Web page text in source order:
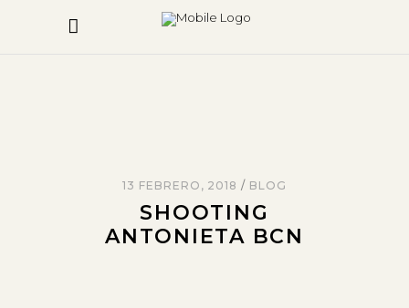
13 FEBRERO, 2018 BLOG
SHOOTING
ANTONIETA BCN